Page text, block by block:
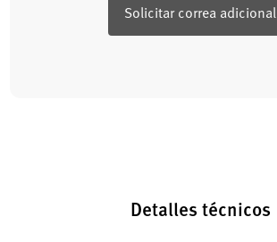
Solicitar correa adicional
Detalles técnicos